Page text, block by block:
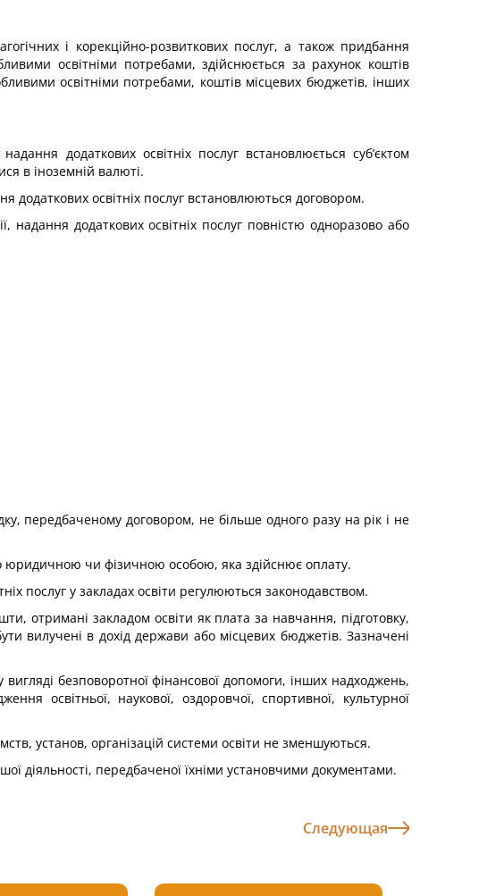
і корекційно-розвиткових послуг, а також придбання
освітніми потребами, здійснюється за рахунок коштів
освітніми потребами, коштів місцевих бюджетів, інших
додаткових освітніх послуг встановлюється суб’єктом
в іноземній валюті.
додаткових освітніх послуг встановлюються договором.
надання додаткових освітніх послуг повністю одноразово або
передбаченому договором, не більше одного разу на рік і не
юридичною чи фізичною особою, яка здійснює оплату.
послуг у закладах освіти регулюються законодавством.
отримані закладом освіти як плата за навчання, підготовку,
вилучені в дохід держави або місцевих бюджетів. Зазначені
безповоротної фінансової допомоги, інших надходжень,
освітньої, наукової, оздоровчої, спортивної, культурної
установ, організацій системи освіти не зменшуються.
діяльності, передбаченої їхніми установчими документами.
Следующая